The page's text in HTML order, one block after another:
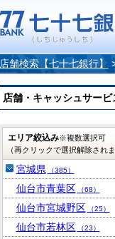
店舗検索【七十七銀行】
店舗・キャッシュサー
エリア絞込み※複数選択可
（再クリックで選択解除されま
宮城県 （385）
仙台市青葉区 （68）
仙台市宮城野区 （25）
仙台市若林区 （23）